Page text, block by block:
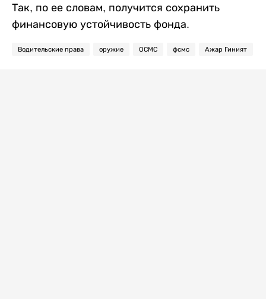
Так, по ее словам, получится сохранить
финансовую устойчивость фонда.
Водительские права оружие ОСМС фсмс Ажар Гиният